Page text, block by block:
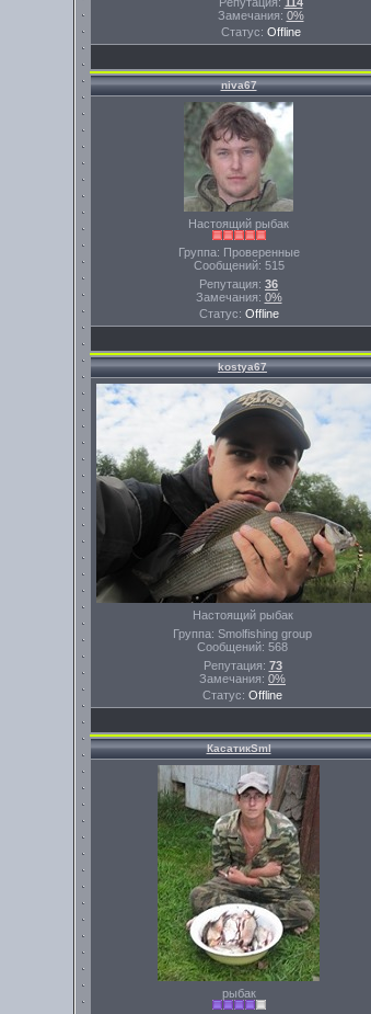
Замечания: 0%
Статус: Offline
niva67
Настоящий рыбак
Группа: Проверенные
Сообщений: 515
Репутация: 36
Замечания: 0%
Статус: Offline
kostya67
Настоящий рыбак
Группа: Smolfishing group
Сообщений: 568
Репутация: 73
Замечания: 0%
Статус: Offline
КасатикSml
рыбак